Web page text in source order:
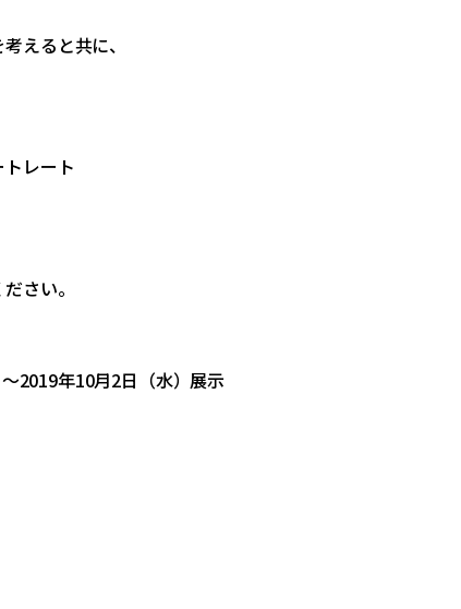
えると共に、
レート
さい。
2019年10月2日（水）展示